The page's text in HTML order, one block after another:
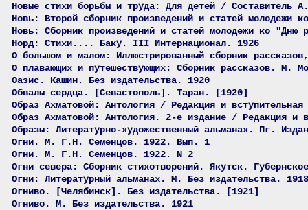
Новые стихи борьбы и труда: Для детей /
Новь: Второй сборник произведений и статей молодежи
Новь: Сборник произведений и статей молодежи ко
Норд: Стихи.... Баку. III Интернационал. 1926
О большом и малом: Иллюстрированный сборник
О плавающих и путешествующих: Сборник рассказов. М.
Оазис. Кашин. Без издательства. 1920
Обвалы сердца. [Севастополь]. Таран. [1920]
Образ Ахматовой: Антология / Редакция и
Образ Ахматовой: Антология. 2-е издание / Редакция и
Образы: Литературно-художественный альманах. Пг.
Огни. М. Г.Н. Семенцов. 1922. Вып. 1
Огни. М. Г.Н. Семенцов. 1922. N 2
Огни севера: Сборник стихотворений. Якутск.
Огни: Литературный альманах. М. Без издательства. 1918
Огниво. [Челябинск]. Без издательства. [1921]
Огниво. М. Без издательства. 1921